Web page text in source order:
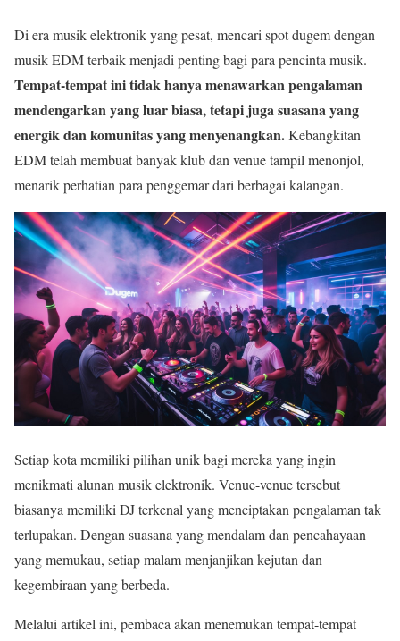
Di era musik elektronik yang pesat, mencari spot dugem dengan
musik EDM terbaik menjadi penting bagi para pencinta musik.
Tempat-tempat ini tidak hanya menawarkan pengalaman
mendengarkan yang luar biasa, tetapi juga suasana yang
energik dan komunitas yang menyenangkan.Kebangkitan
EDM telah membuat banyak klub dan venue tampil menonjol,
menarik perhatian para penggemar dari berbagai kalangan.
Setiap kota memiliki pilihan unik bagi mereka yang ingin
menikmati alunan musik elektronik. Venue-venue tersebut
biasanya memiliki DJ terkenal yang menciptakan pengalaman tak
terlupakan. Dengan suasana yang mendalam dan pencahayaan
yang memukau, setiap malam menjanjikan kejutan dan
kegembiraan yang berbeda.
Melalui artikel ini, pembaca akan menemukan tempat-tempat